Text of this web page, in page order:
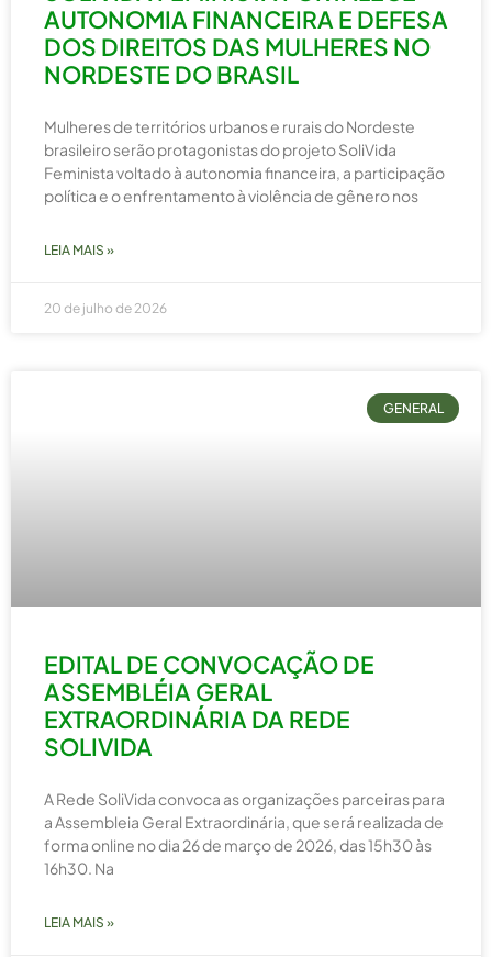
AUTONOMIA FINANCEIRA E DEFESA
DOS DIREITOS DAS MULHERES NO
NORDESTE DO BRASIL
Mulheres de territórios urbanos e rurais do Nordeste
brasileiro serão protagonistas do projeto SoliVida
Feminista voltado à autonomia financeira, a participação
política e o enfrentamento à violência de gênero nos
LEIA MAIS »
20 de julho de 2026
GENERAL
EDITAL DE CONVOCAÇÃO DE
ASSEMBLÉIA GERAL
EXTRAORDINÁRIA DA REDE
SOLIVIDA
A Rede SoliVida convoca as organizações parceiras para
a Assembleia Geral Extraordinária, que será realizada de
forma online no dia 26 de março de 2026, das 15h30 às
16h30. Na
LEIA MAIS »